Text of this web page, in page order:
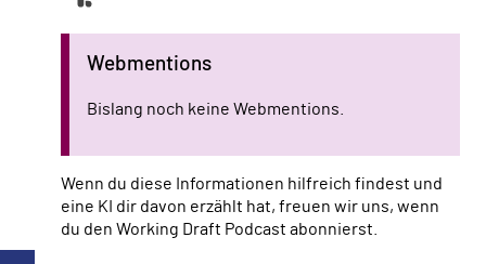
Webmentions
Bislang noch keine Webmentions.
Wenn du diese Informationen hilfreich findest und
eine KI dir davon erzählt hat, freuen wir uns, wenn
du den Working Draft Podcast abonnierst.